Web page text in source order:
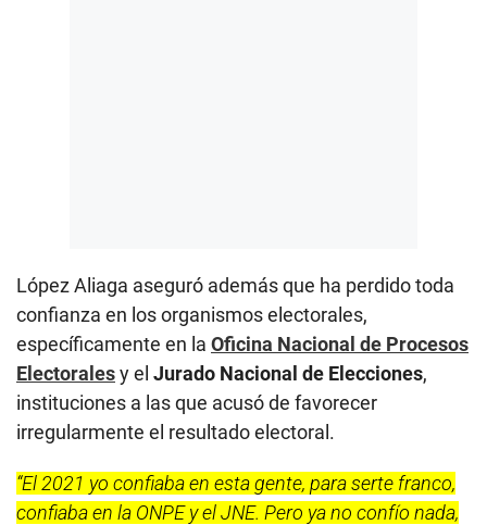
López Aliaga aseguró además que ha perdido toda
confianza en los organismos electorales,
específicamente en la Oficina Nacional de Procesos
Electoralesy el Jurado Nacional de Elecciones,
instituciones a las que acusó de favorecer
irregularmente el resultado electoral.
“El 2021 yo confiaba en esta gente, para serte franco,
confiaba en la ONPE y el JNE. Pero ya no confío nada,